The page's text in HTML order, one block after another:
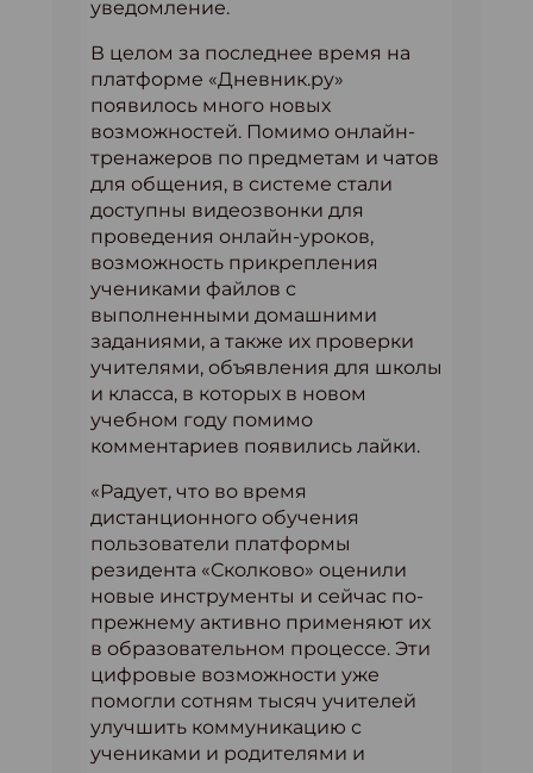
уведомление.
В целом за последнее время на
платформе «Дневник.ру»
появилось много новых
возможностей. Помимо онлайн-
тренажеров по предметам и чатов
для общения, в системе стали
доступны видеозвонки для
проведения онлайн-уроков,
возможность прикрепления
учениками файлов с
выполненными домашними
заданиями, а также их проверки
учителями, объявления для школы
и класса, в которых в новом
учебном году помимо
комментариев появились лайки.
«Радует, что во время
дистанционного обучения
пользователи платформы
резидента «Сколково» оценили
новые инструменты и сейчас по-
прежнему активно применяют их
в образовательном процессе. Эти
цифровые возможности уже
помогли сотням тысяч учителей
улучшить коммуникацию с
учениками и родителями и